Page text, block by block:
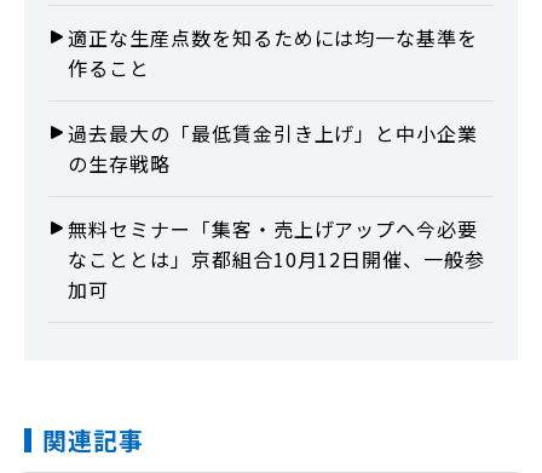
適正な生産点数を知るためには均一な基準を
作ること
過去最大の「最低賃金引き上げ」と中小企業
の生存戦略
無料セミナー「集客・売上げアップへ今必要
なこととは」京都組合10月12日開催、一般参
加可
関連記事